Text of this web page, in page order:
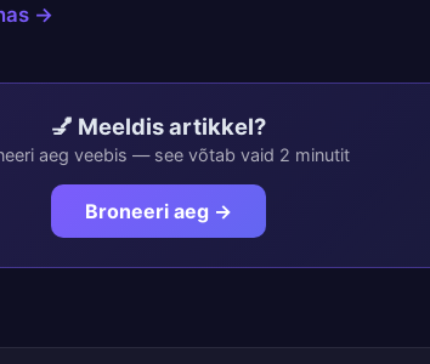
→
💅 Meeldis artikkel?
aeg veebis — see võtab vaid 2 minutit
Broneeri aeg →